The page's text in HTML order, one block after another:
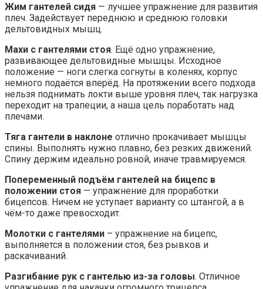
Жим гантелей сидя — лучшее упражнение для развития
плеч. Задействует переднюю и среднюю головки
дельтовидных мышц.
Махи с гантелями стоя. Ещё одно упражнение,
развивающее дельтовидные мышцы. Исходное
положение — ноги слегка согнуты в коленях, корпус
немного подаётся вперёд. На протяжении всего подхода
нельзя поднимать локти выше уровня плеч, так нагрузка
переходит на трапеции, а наша цель поработать над
плечами.
Тяга гантели в наклоне отлично прокачивает мышцы
спины. Выполнять нужно плавно, без резких движений.
Спину держим идеально ровной, иначе травмируемся.
Попеременный подъём гантелей на бицепс в
положении стоя — упражнение для проработки
бицепсов. Ничем не уступает варианту со штангой, а в
чём-то даже превосходит.
Молотки с гантелями – упражнение на бицепс,
выполняется в положении стоя, без рывков и
раскачиваний.
Разгибание рук с гантелью из-за головы. Отличное